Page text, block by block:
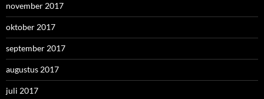
november 2017
oktober 2017
september 2017
augustus 2017
juli 2017